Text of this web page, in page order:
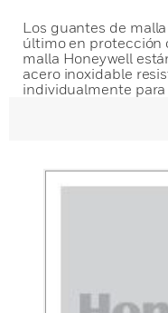
Los guantes de
último en protección
malla Honeywell
acero inoxidable
individualmente